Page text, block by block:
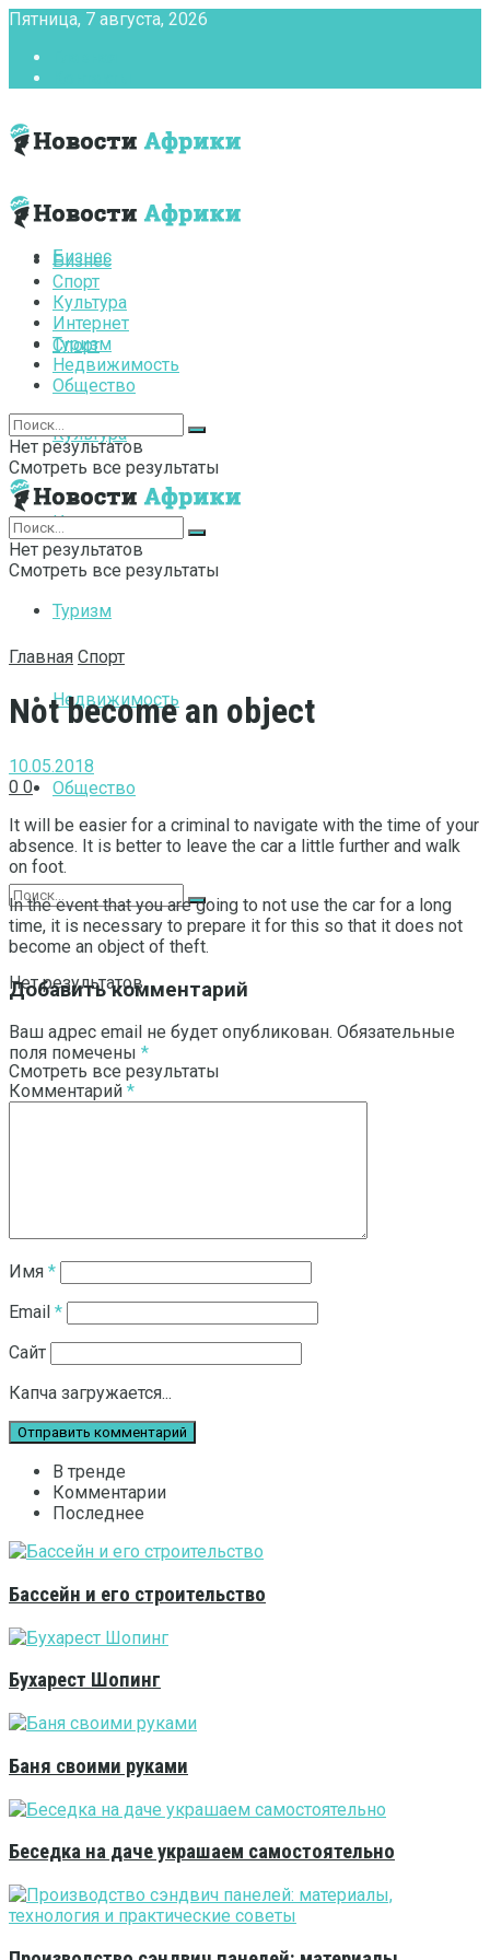
Пятница, 7 августа, 2026
Бизнес
Спорт
Культура
Интернет
Туризм
Недвижимость
Общество
Нет результатов
Смотреть все результаты
Бизнес
Спорт
Культура
Интернет
Туризм
Недвижимость
Общество
Нет результатов
Смотреть все результаты
Нет результатов
Смотреть все результаты
Главная Спорт
Not become an object
10.05.2018
0 0
It will be easier for a criminal to navigate with the time of your
absence. It is better to leave the car a little further and walk
on foot.
In the event that you are going to not use the car for a long
time, it is necessary to prepare it for this so that it does not
become an object of theft.
Добавить комментарий
Ваш адрес email не будет опубликован. Обязательные
поля помечены *
Комментарий *
Имя *
Email *
Сайт
Капча загружается...
В тренде
Комментарии
Последнее
Бассейн и его строительство
Бухарест Шопинг
Баня своими руками
Беседка на даче украшаем самостоятельно